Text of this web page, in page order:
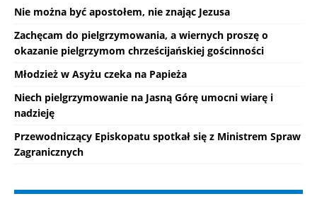
Nie można być apostołem, nie znając Jezusa
Zachęcam do pielgrzymowania, a wiernych proszę o
okazanie pielgrzymom chrześcijańskiej gościnności
Młodzież w Asyżu czeka na Papieża
Niech pielgrzymowanie na Jasną Górę umocni wiarę i
nadzieję
Przewodniczący Episkopatu spotkał się z Ministrem Spraw
Zagranicznych